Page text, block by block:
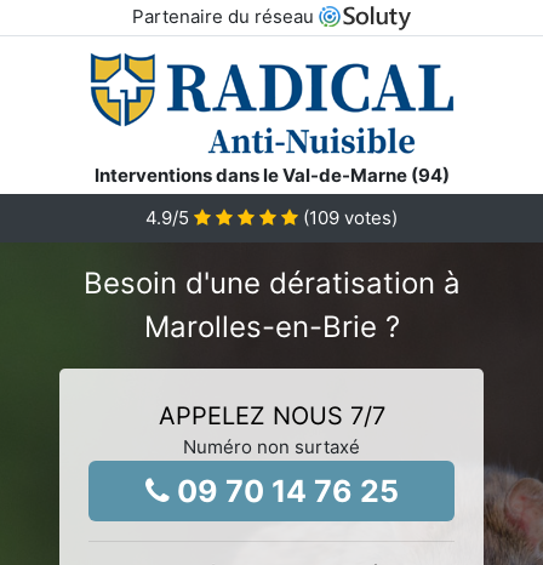
Partenaire du réseau
Interventions dans le Val-de-Marne (94)
4.9/5 (109 votes)
Besoin d'une dératisation à
Marolles-en-Brie ?
APPELEZ NOUS 7/7
Numéro non surtaxé
09 70 14 76 25